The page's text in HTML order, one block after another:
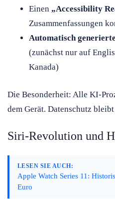
Einen „Accessibility
Zusammenfassungen
Automatisch
(zunächst nur auf
Kanada)
Die Besonderheit: Alle KI-
dem Gerät. Datenschutz
Siri-Revolution und
LESEN SIE AUCH:
Apple Watch Series 11:
Euro